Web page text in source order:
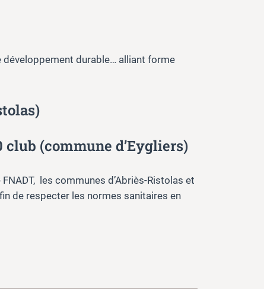
développement durable… alliant forme
club (commune d’Eygliers)
les communes d’Abriès-Ristolas et
de respecter les normes sanitaires en